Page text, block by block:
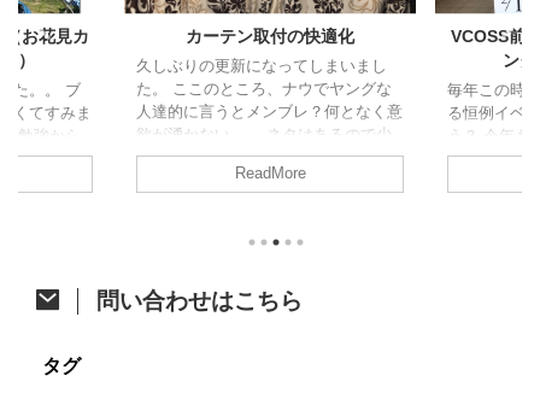
お花見カ
）
た。。 ブ
くてすみま
勉強から
久しぶりの
参加者は
恵まれた
いし花が咲
カーテン取付の快適化
久しぶりの更新になってしまいまし
た。 ここのところ、ナウでヤングな
人達的に言うとメンブレ？何となく意
欲が湧かない。。 ネタはあるので少
しずつ頑張って消化に励みます！ さ
て、今回はジャパンキャンピングカー
ジャパンキャンピングカーショーでア
ちらっと触れた前回の記事のとおりで
す。 レール購入から時間が開きまし
ReadMore
VCOSS前
ン
毎年この時
る恒例イベ
う？ 今年も
た。 今年は
問い合わせはこちら
タグ